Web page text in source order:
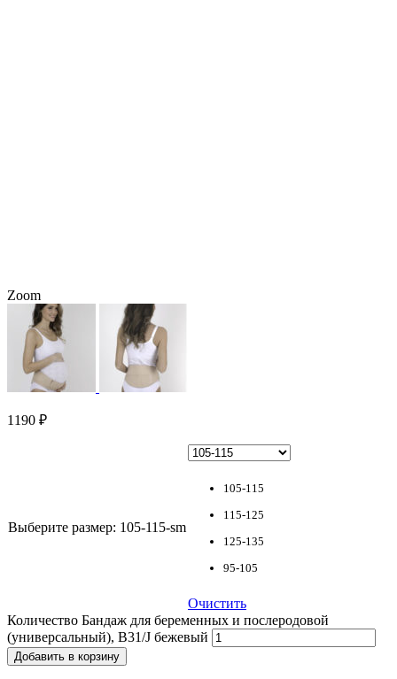
Zoom
1190 ₽
Выберите размер: 105-115-sm
105-115
115-125
125-135
95-105
Очистить
Количество Бандаж для беременных и послеродовой
(универсальный), В31/J бежевый
Добавить в корзину